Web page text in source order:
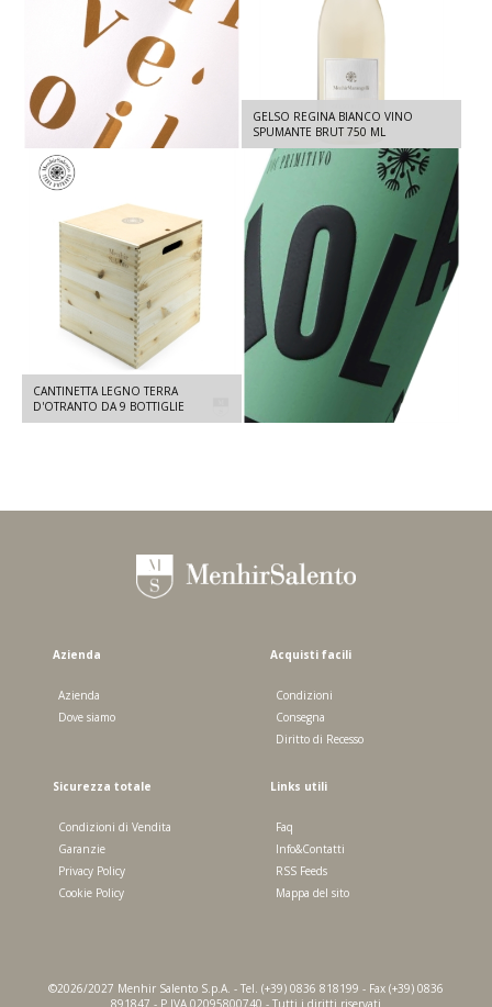
ASTUCCIO SINGOLO OLIO 500 ML
GELSO REGINA BIANCO VINO
SPUMANTE BRUT 750 ML
CANTINETTA LEGNO TERRA
D'OTRANTO DA 9 BOTTIGLIE
VOLA DOC TERRA D'OTRANTO -
Azienda
Azienda
Dove siamo
Acquisti facili
Condizioni
Consegna
Diritto di Recesso
Sicurezza totale
Condizioni di Vendita
Garanzie
Privacy Policy
Cookie Policy
Links utili
Faq
Info&Contatti
RSS Feeds
Mappa del sito
©2026/2027 Menhir Salento S.p.A. - Tel. (+39) 0836 818199 - Fax (+39) 0836
891847 - P.IVA 02095800740 - Tutti i diritti riservati